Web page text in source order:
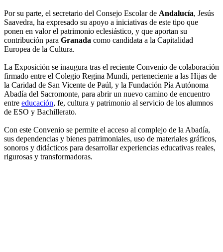
Por su parte, el secretario del Consejo Escolar de Andalucía, Jesús
Saavedra, ha expresado su apoyo a iniciativas de este tipo que
ponen en valor el patrimonio eclesiástico, y que aportan su
contribución para Granada como candidata a la Capitalidad
Europea de la Cultura.
La Exposición se inaugura tras el reciente Convenio de colaboración
firmado entre el Colegio Regina Mundi, perteneciente a las Hijas de
la Caridad de San Vicente de Paúl, y la Fundación Pía Autónoma
Abadía del Sacromonte, para abrir un nuevo camino de encuentro
entre educación, fe, cultura y patrimonio al servicio de los alumnos
de ESO y Bachillerato.
Con este Convenio se permite el acceso al complejo de la Abadía,
sus dependencias y bienes patrimoniales, uso de materiales gráficos,
sonoros y didácticos para desarrollar experiencias educativas reales,
rigurosas y transformadoras.